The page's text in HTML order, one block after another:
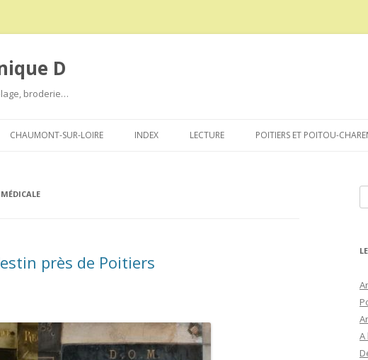
D
broderie…
au
CHAUMONT-SUR-LOIRE INDEX LECTURE POITIERS ET POITOU-
près de Poitiers
A